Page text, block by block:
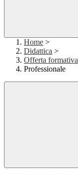
Home >
Didattica >
Offerta formativa
Professionale